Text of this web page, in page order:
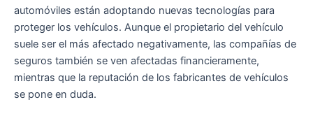
automóviles están adoptando nuevas tecnologías para
proteger los vehículos. Aunque el propietario del vehículo
suele ser el más afectado negativamente, las compañías de
seguros también se ven afectadas financieramente,
mientras que la reputación de los fabricantes de vehículos
se pone en duda.